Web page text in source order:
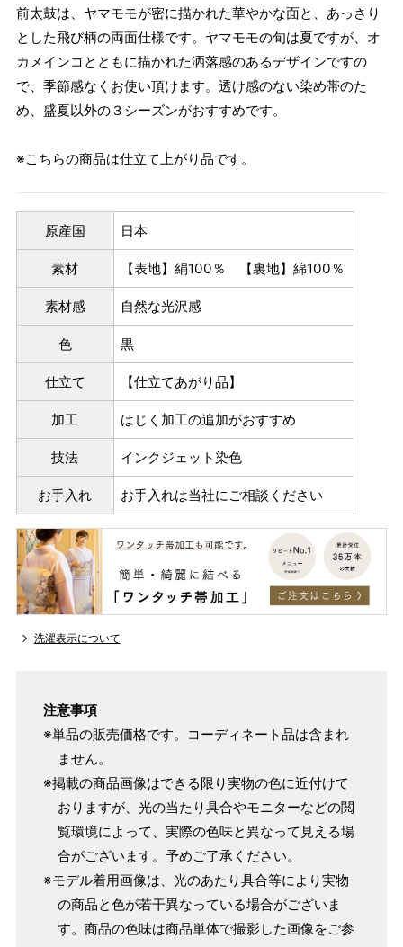
前太鼓は、ヤマモモが密に描かれた華やかな面と、あっさり
とした飛び柄の両面仕様です。ヤマモモの旬は夏ですが、オ
カメインコとともに描かれた洒落感のあるデザインですの
で、季節感なくお使い頂けます。透け感のない染め帯のた
め、盛夏以外の３シーズンがおすすめです。
※こちらの商品は仕立て上がり品です。
原産国 日本
素材 【表地】絹100％ 【裏地】綿100％
素材感 自然な光沢感
色 黒
仕立て 【仕立てあがり品】
加工 はじく加工の追加がおすすめ
技法 インクジェット染色
お手入れ お手入れは当社にご相談ください
洗濯表示について
注意事項
※単品の販売価格です。コーディネート品は含まれ
ません。
※掲載の商品画像はできる限り実物の色に近付けて
おりますが、光の当たり具合やモニターなどの閲
覧環境によって、実際の色味と異なって見える場
合がございます。予めご了承ください。
※モデル着用画像は、光のあたり具合等により実物
の商品と色が若干異なっている場合がございま
す。商品の色味は商品単体で撮影した画像をご参